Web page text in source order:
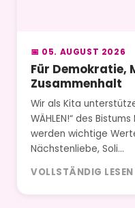
📅 05. AUGUST 2026
Für Demokratie,
Zusammenhalt
Wir als Kita
WÄHLEN!“ des
werden wichtige
Nächstenliebe, Soli…
VOLLSTÄNDIG